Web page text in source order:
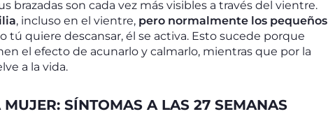
son cada vez más visibles a través del vientre.
, incluso en el vientre, pero normalmente los pequeños
tú quiere descansar, él se activa. Esto sucede porque
el efecto de acunarlo y calmarlo, mientras que por la
a la vida.
SÍNTOMAS A LAS 27 SEMANAS